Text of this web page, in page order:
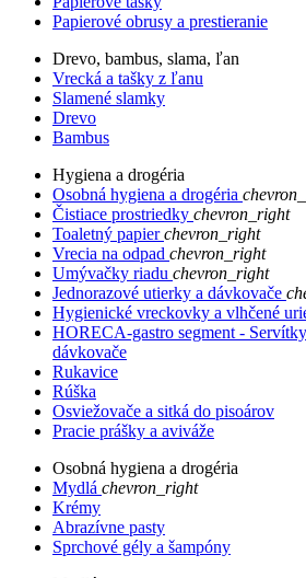
Papierové obrusy a prestieranie
Drevo, bambus, slama, ľan
Vrecká a tašky z ľanu
Slamené slamky
Drevo
Bambus
Hygiena a drogéria
Osobná hygiena a drogéria
Čistiace prostriedky chevron_right
Toaletný papierchevron_right
Vrecia na odpad chevron_right
Umývačky riadu chevron_right
Jednorazové utierky a dávkovače
Hygienické vreckovky a vlhčené
HORECA-gastro segment -
dávkovače
Rukavice
Rúška
Osviežovače a sitká do pisoárov
Pracie prášky a aviváže
Osobná hygiena a drogéria
Mydlá chevron_right
Krémy
Abrazívne pasty
Sprchové gély a šampóny